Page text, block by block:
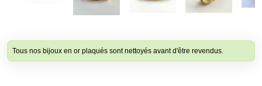
Tous nos bijoux en or plaqués sont nettoyés avant d'être revendus.